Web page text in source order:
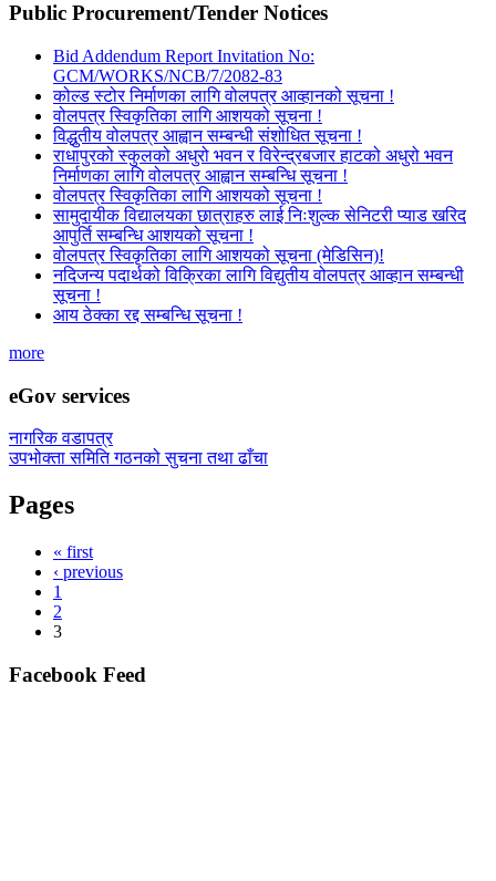
Public Procurement/Tender Notices
Bid Addendum Report Invitation No:
GCM/WORKS/NCB/7/2082-83
कोल्ड स्टोर निर्माणका लागि वोलपत्र आव्हानको सूचना !
वोलपत्र स्विकृतिका लागि आशयको सूचना !
विद्धुतीय वोलपत्र आह्वान सम्बन्धी संशोधित सूचना !
राधापुरको स्कुलको अधुरो भवन र विरेन्द्रबजार हाटको अधुरो भवन
निर्माणका लागि वोलपत्र आह्वान सम्बन्धि सूचना !
वोलपत्र स्विकृतिका लागि आशयको सूचना !
सामुदायीक विद्यालयका छात्राहरु लाई निःशुल्क सेनिटरी प्याड खरिद
आपुर्ति सम्बन्धि आशयको सूचना !
वोलपत्र स्विकृतिका लागि आशयको सूचना (मेडिसिन)!
नदिजन्य पदार्थको विक्रिका लागि विद्युतीय वोलपत्र आव्हान सम्बन्धी
सूचना !
आय ठेक्का रद्द सम्बन्धि सूचना !
more
eGov services
नागरिक वडापत्र
उपभोक्ता समिति गठनको सुचना तथा ढाँचा
Pages
« first
‹ previous
1
2
3
Facebook Feed